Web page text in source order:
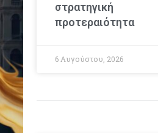
στρατηγική
προτεραιότητα
6 Αυγούστου, 2026